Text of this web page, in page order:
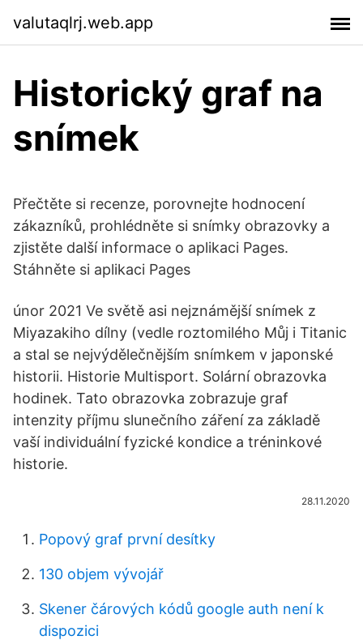
valutaqlrj.web.app
Historický graf na
snímek
Přečtěte si recenze, porovnejte hodnocení
zákazníků, prohlédněte si snímky obrazovky a
zjistěte další informace o aplikaci Pages.
Stáhněte si aplikaci Pages
únor 2021 Ve světě asi nejznámější snímek z
Miyazakiho dílny (vedle roztomilého Můj i Titanic
a stal se nejvýdělečnějším snímkem v japonské
historii. Historie Multisport. Solární obrazovka
hodinek. Tato obrazovka zobrazuje graf
intenzity příjmu slunečního záření za základě
vaší individuální fyzické kondice a tréninkové
historie.
28.11.2020
Popový graf první desítky
130 objem vývojář
Skener čárových kódů google auth není k
dispozici